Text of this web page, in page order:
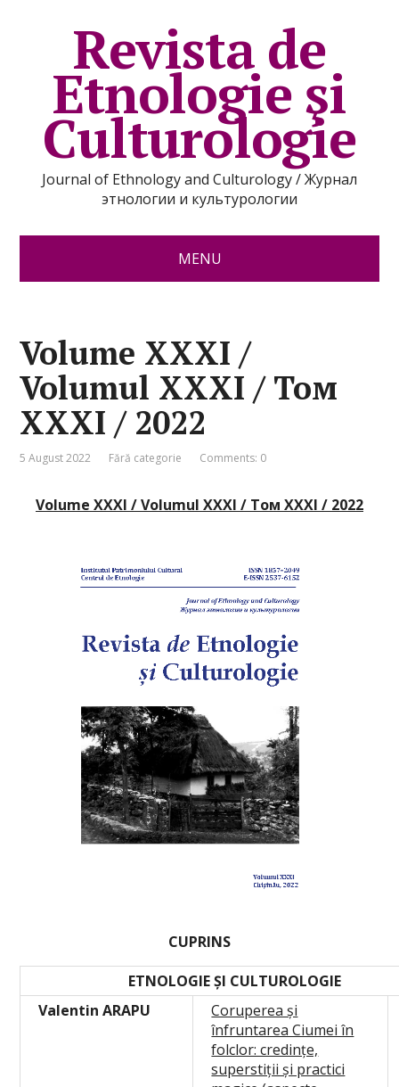
Revista de
Etnologie şi
Culturologie
Journal of Ethnology and Culturology / Журнал
этнологии и культурологии
MENU
Volume XXXI /
Volumul XXXI / Том
XXXI / 2022
5 August 2022 Fără categorie Comments: 0
Volume XXXI / Volumul XXXI / Том XXXI / 2022
CUPRINS
ETNOLOGIE ȘI CULTUROLOGIE
Valentin ARAPU
Coruperea și
înfruntarea Ciumei în
folclor: credințe,
superstiții și practici